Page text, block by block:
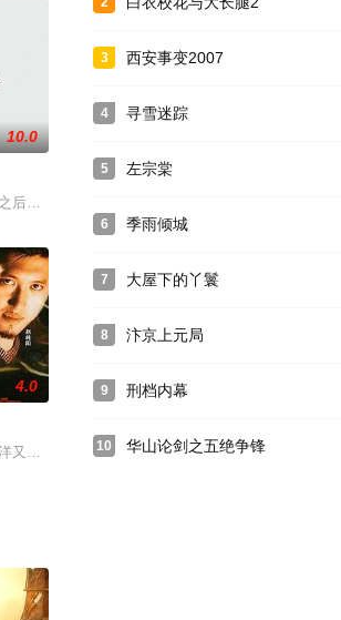
共
被绑到道台府受罚，突然拉他的马惊了，眼看
抓捕，又与其子方跃光产生纠葛。肖红绣借方氏
10.0
后，华夏大地诞生夏朝，在夏的疆域内，有一个
局更大
，一个为护天下隐藏真相的暗谍，恍然间成了
来到男友鲁达所在的小城南平。然而迎接她的是
4.0
又被人追杀灭口；走投无路的沈洋制造了轰动一
3 西安事变2007
4 寻雪迷踪
5 左宗棠
6 季雨倾城
7 大屋下的丫鬟
8 汴京上元局
9 刑档内幕
10 华山论剑之五绝争锋